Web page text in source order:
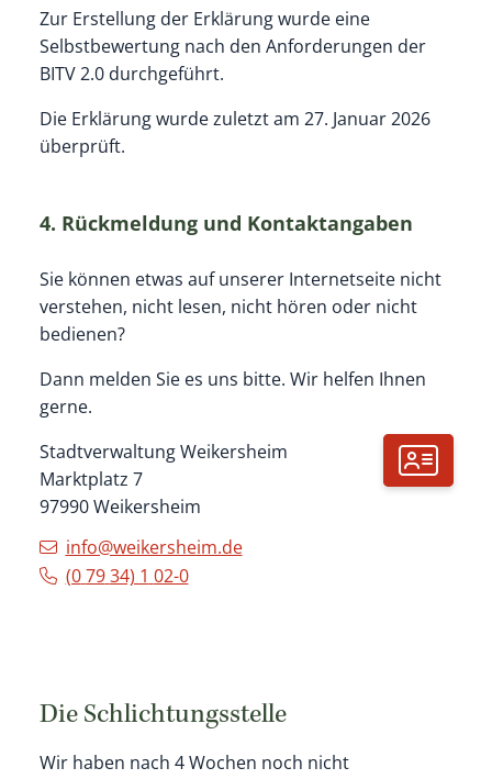
Zur Erstellung der Erklärung wurde eine
Selbstbewertung nach den Anforderungen der
BITV 2.0 durchgeführt.
Die Erklärung wurde zuletzt am 27. Januar 2026
überprüft.
4. Rückmeldung und Kontaktangaben
Sie können etwas auf unserer Internetseite nicht
verstehen, nicht lesen, nicht hören oder nicht
bedienen?
Dann melden Sie es uns bitte. Wir helfen Ihnen
gerne.
Stadtverwaltung Weikersheim
Marktplatz 7
97990 Weikersheim
info@weikersheim.de
(0 79 34) 1 02-0
Die Schlichtungsstelle
Wir haben nach 4 Wochen noch nicht